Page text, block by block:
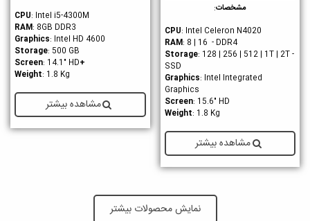
مشخصات:
CPU: Intel Celeron N4020
RAM: 8 | 16 - DDR4
Storage: 128 | 256 | 512 | 1T | 2T -
SSD
Graphics: Intel Integrated
Graphics
Screen: 15.6" HD
Weight: 1.8 Kg
مشاهده بیشتر
CPU: Intel i5-4300M
RAM: 8GB DDR3
Graphics: Intel HD 4600
Storage: 500 GB
+Screen
: 14.1" HD
Weight: 1.8 Kg
مشاهده بیشتر
نمایش محصولات بیشتر